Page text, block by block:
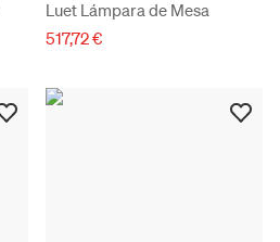
Luet Lámpara de Mesa
517,72 €